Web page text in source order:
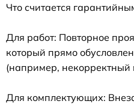
Что считается
Для работ: Повторное
который прямо
(например, некорректный
Для комплектующих: